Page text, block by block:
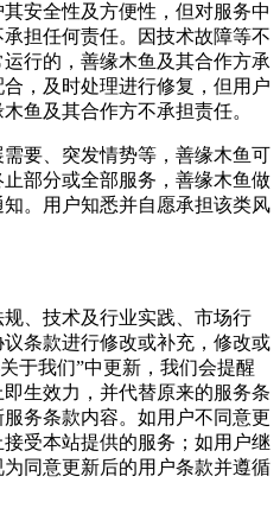
安全性及方便性，但对服务中
担任何责任。因技术故障等不
行的，善缘木鱼及其合作方承
，及时处理进行修复，但用户
鱼及其合作方不承担责任。
要、突发情势等，善缘木鱼可
部分或全部服务，善缘木鱼做
。用户知悉并自愿承担该类风
、技术及行业实践、市场行
条款进行修改或补充，修改或
于我们”中更新，我们会提醒
生效力，并代替原来的服务条
务条款内容。如用户不同意更
受本站提供的服务；如用户继
同意更新后的用户条款并遵循